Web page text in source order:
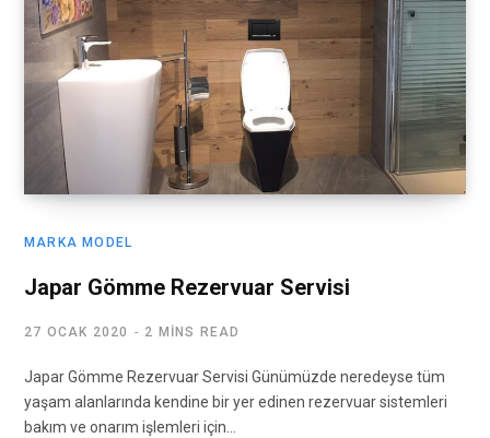
MARKA MODEL
Japar Gömme Rezervuar Servisi
27 OCAK 2020 2 MINS READ
Japar Gömme Rezervuar Servisi Günümüzde neredeyse tüm
yaşam alanlarında kendine bir yer edinen rezervuar sistemleri
bakım ve onarım işlemleri için…